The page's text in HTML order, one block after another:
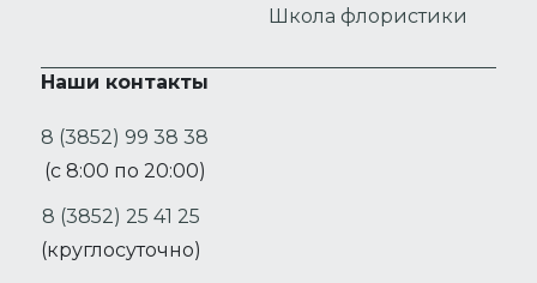
Школа флористики
Наши контакты
8 (3852) 99 38 38
(с 8:00 по 20:00)
8 (3852) 25 41 25
(круглосуточно)